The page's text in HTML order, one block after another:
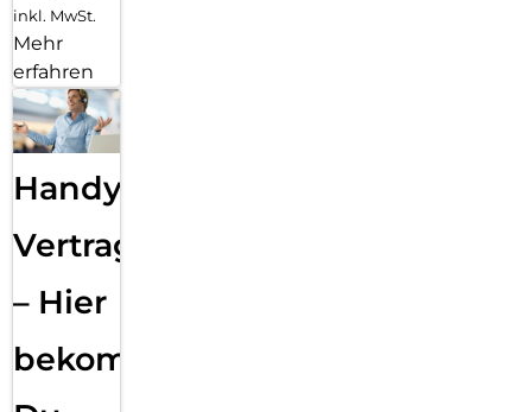
inkl. MwSt.
Mehr
erfahren
Handy
Vertragsabwicklung
– Hier
bekommst